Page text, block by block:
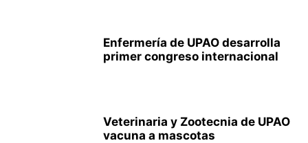
Enfermería de UPAO desarrolla
primer congreso internacional
Veterinaria y Zootecnia de UPAO
vacuna a mascotas